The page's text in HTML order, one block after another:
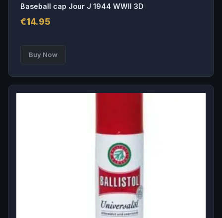
Baseball cap Jour J 1944 WWII 3D
€14.95
Buy Now